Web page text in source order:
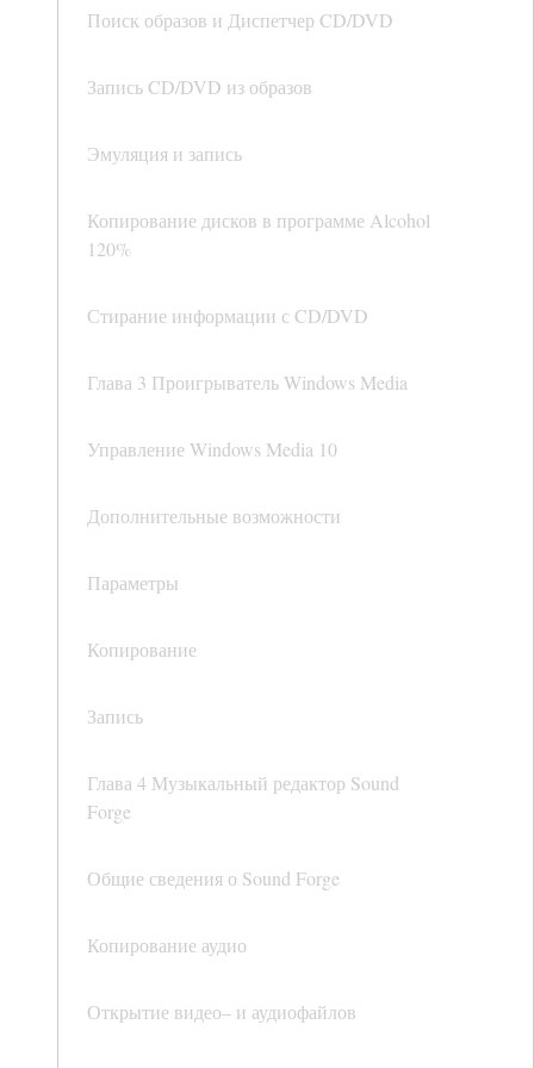
Поиск образов и Диспетчер CD/DVD
Запись CD/DVD из образов
Эмуляция и запись
Копирование дисков в программе Alcohol
120%
Стирание информации с CD/DVD
Глава 3 Проигрыватель Windows Media
Управление Windows Media 10
Дополнительные возможности
Параметры
Копирование
Запись
Глава 4 Музыкальный редактор Sound
Forge
Общие сведения о Sound Forge
Копирование аудио
Открытие видео– и аудиофайлов